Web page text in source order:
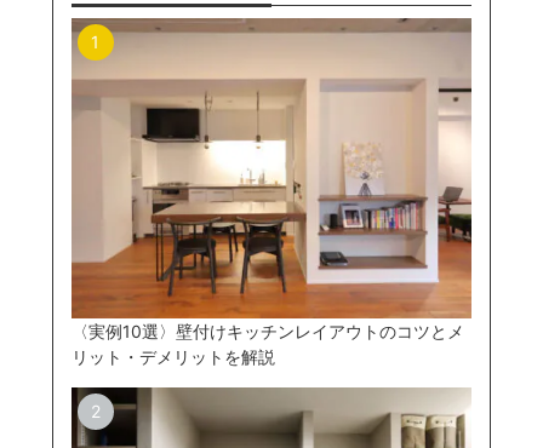
〈実例10選〉壁付けキッチンレイアウトのコツとメ
リット・デメリットを解説